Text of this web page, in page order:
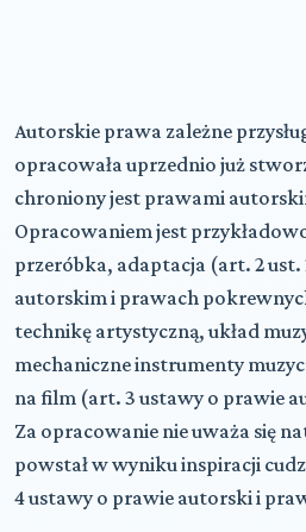
Autorskie prawa zależne
opracowała uprzednio już
chroniony jest prawami
Opracowaniem jest
przeróbka, adaptacja (art. 2 ust.
autorskim i prawach
technikę artystyczną, układ
mechaniczne instrumenty
na film (art. 3 ustawy o prawie
Za opracowanie nie uważa się
powstał w wyniku inspiracji
4 ustawy o prawie autorski i